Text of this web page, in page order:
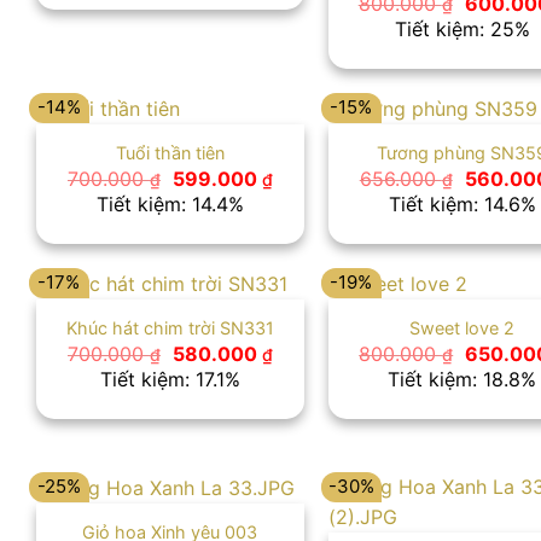
gốc
là:
Tiết kiệm: 25%
-14%
Tuổi thần tiên
700.000₫
Giá
gốc
là:
599.000 ₫Giá
hiện
599.000 ₫.
Tiết kiệm: 14.4%
-15%
Tương phùng
656.000₫
Giá
gốc
là:
Tiết kiệm: 14.6%
-17%
Khúc hát chim trời SN331
700.000₫
Giá
gốc
là:
580.000 ₫Giá
hiện
580.000 ₫.
Tiết kiệm: 17.1%
-19%
Sweet love 2
800.000₫ Giá
gốc
là:
Tiết kiệm: 18.8%
-25%
Giỏ hoa Xinh yêu 003
-30%